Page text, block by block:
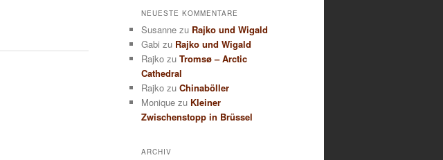
NEUESTE KOMMENTARE
Susanne zu Rajko und Wigald
Gabi zu Rajko und Wigald
Rajko zu Tromsø – Arctic
Cathedral
Rajko zu Chinaböller
Monique zu Kleiner
Zwischenstopp in Brüssel
ARCHIV